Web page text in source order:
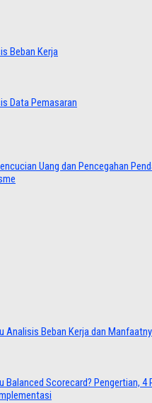
Beban Kerja
Data Pemasaran
Uang dan Pencegahan
Analisis Beban Kerja dan
Balanced Scorecard? Pengertian,